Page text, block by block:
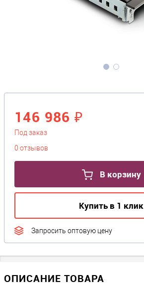
146 986 ₽
Под заказ
0 отзывов
В корзину
Купить в 1 клик
Запросить оптовую цену
ОПИСАНИЕ ТОВАРА